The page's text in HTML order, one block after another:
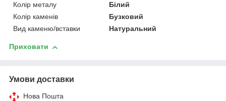
Колір металу
Білий
Колір каменів
Бузковий
Вид каменю/вставки
Натуральний
Приховати
Умови доставки
Нова Пошта